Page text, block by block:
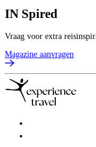
IN Spired
Vraag voor extra
Magazine aanvragen